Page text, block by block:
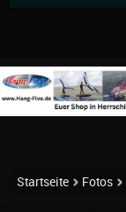
Startseite Fotos